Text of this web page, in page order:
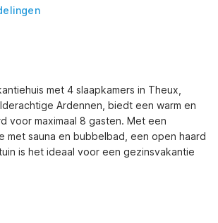
met 4 slaapkamers in Theux,
Ardennen, biedt een warm en
voor maximaal 8 gasten. Met een
met sauna en bubbelbad, een open haard
is het ideaal voor een gezinsvakantie